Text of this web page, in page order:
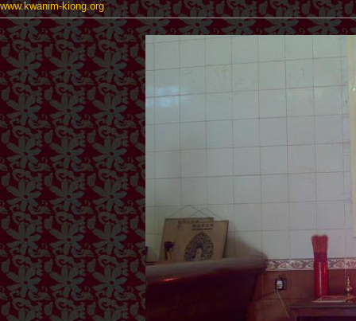
www.kwanim-kiong.org